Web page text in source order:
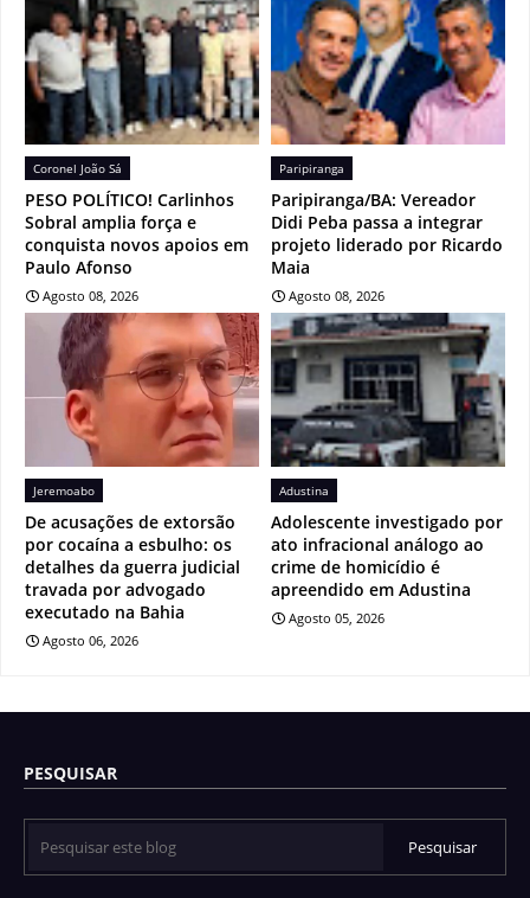
Coronel João Sá
PESO POLÍTICO! Carlinhos
Sobral amplia força e
conquista novos apoios em
Paulo Afonso
Agosto 08, 2026
Paripiranga
Paripiranga/BA: Vereador
Didi Peba passa a integrar
projeto liderado por Ricardo
Maia
Agosto 08, 2026
Jeremoabo
De acusações de extorsão
por cocaína a esbulho: os
detalhes da guerra judicial
travada por advogado
executado na Bahia
Agosto 06, 2026
Adustina
Adolescente investigado por
ato infracional análogo ao
crime de homicídio é
apreendido em Adustina
Agosto 05, 2026
PESQUISAR